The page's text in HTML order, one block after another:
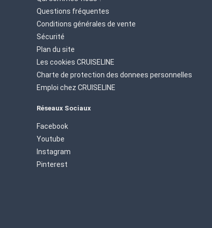
Questions fréquentes
Conditions générales de vente
Sécurité
Plan du site
Les cookies CRUISELINE
Charte de protection des donnees personnelles
Emploi chez CRUISELINE
Réseaux Sociaux
Facebook
Youtube
Instagram
Pinterest